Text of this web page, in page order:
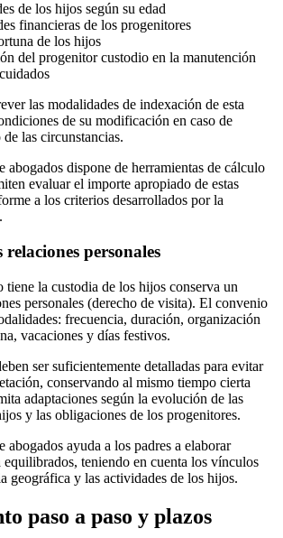
de los hijos según su edad
financieras de los progenitores
de los hijos
del progenitor custodio en la manutención
las modalidades de indexación de esta
de su modificación en caso de
las circunstancias.
abogados dispone de herramientas de cálculo
evaluar el importe apropiado de estas
a los criterios desarrollados por la
personales
la custodia de los hijos conserva un
personales (derecho de visita). El convenio
frecuencia, duración, organización
vacaciones y días festivos.
ser suficientemente detalladas para evitar
conservando al mismo tiempo cierta
adaptaciones según la evolución de las
y las obligaciones de los progenitores.
abogados ayuda a los padres a elaborar
equilibrados, teniendo en cuenta los vínculos
geográfica y las actividades de los hijos.
paso a paso y plazos